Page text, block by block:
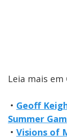
Leia mais em
• Geoff
Summer
• Visions of